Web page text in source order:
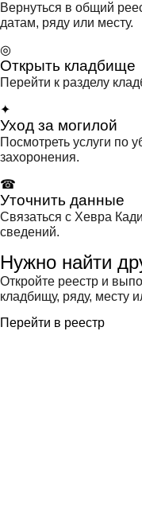
Вернуться в общий
датам, ряду или месту.
◎
Открыть кладбище
Перейти к разделу
✦
Уход за могилой
Посмотреть услуги по
захоронения.
☎
Уточнить данные
Связаться с Хевра
сведений.
Нужно найти
Откройте реестр и
кладбищу, ряду, месту
Перейти в реестр